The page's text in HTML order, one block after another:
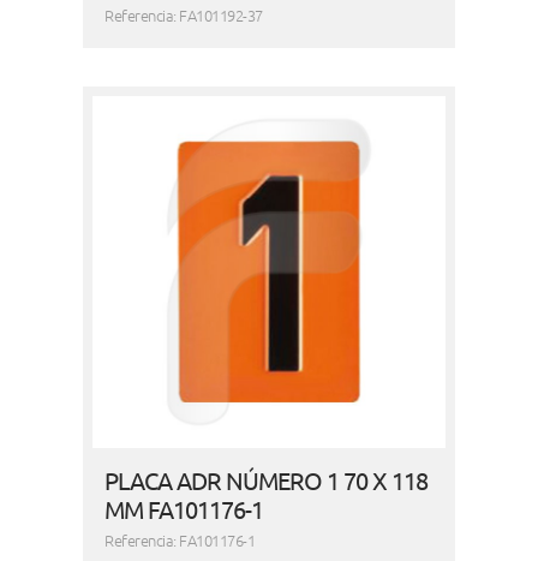
Referencia: FA101192-37
PLACA ADR NÚMERO 1 70 X 118
MM FA101176-1
Referencia: FA101176-1